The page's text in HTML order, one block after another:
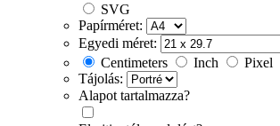
SVG
Papírméret:
Egyedi méret:
Centimeters
Inch
Pixel
Tájolás:
Alapot tartalmazza?